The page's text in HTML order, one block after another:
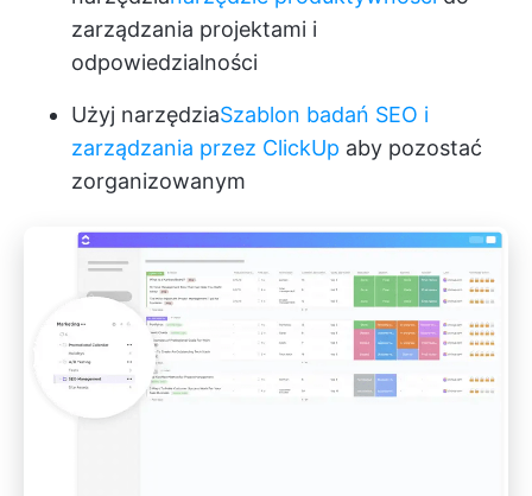
zarządzania projektami i
odpowiedzialności
Użyj narzędziaSzablon badań SEO i
zarządzania przez ClickUp aby pozostać
zorganizowanym